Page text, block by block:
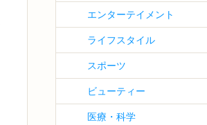
エンターテイメント
ライフスタイル
スポーツ
ビューティー
医療・科学